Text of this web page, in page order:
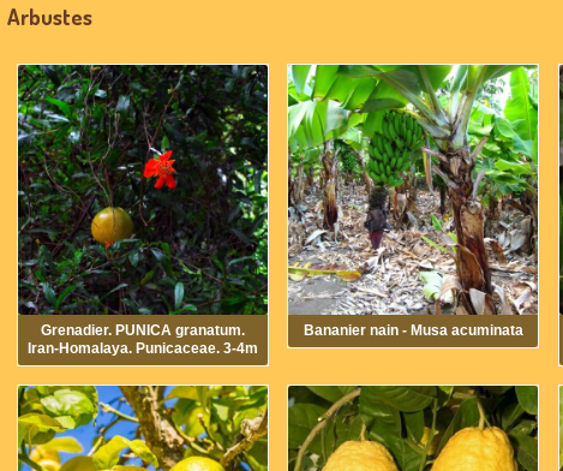
Arbustes
Grenadier. PUNICA granatum.
Iran-Homalaya. Punicaceae. 3-4m
Bananier nain - Musa acuminata